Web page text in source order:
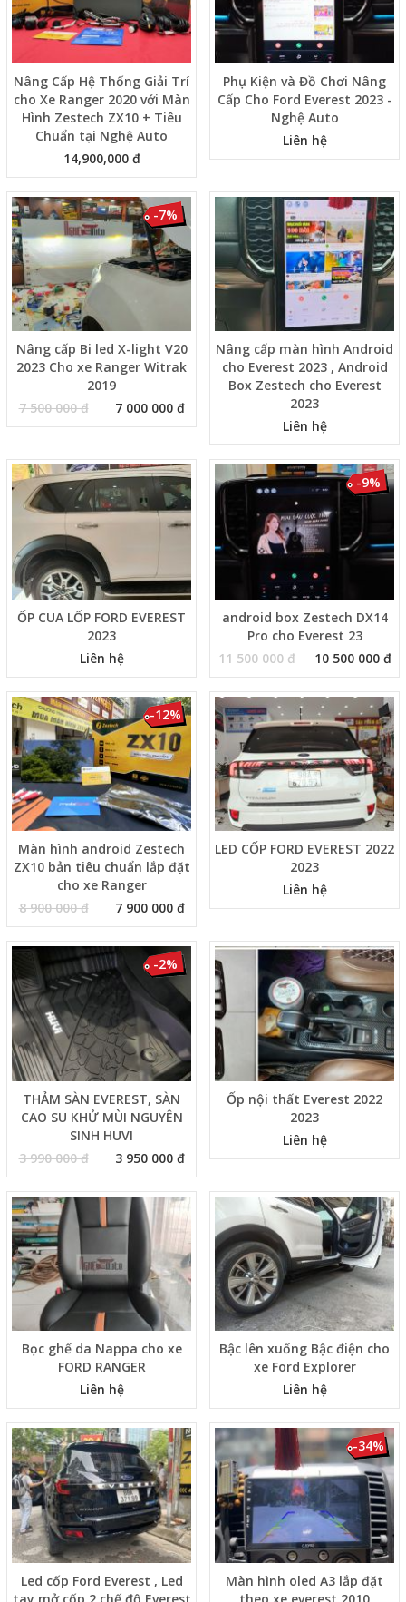
Nâng Cấp Hệ Thống Giải Trí
cho Xe Ranger 2020 với Màn
Hình Zestech ZX10 + Tiêu
Chuẩn tại Nghệ Auto
14,900,000 đ
Phụ Kiện và Đồ Chơi Nâng
Cấp Cho Ford Everest 2023 -
Nghệ Auto
Liên hệ
Nâng cấp Bi led X-light V20
2023 Cho xe Ranger Witrak
2019
7 500 000 đ
7 000 000 đ
-7%
Nâng cấp màn hình Android
cho Everest 2023 , Android
Box Zestech cho Everest
2023
Liên hệ
ỐP CUA LỐP FORD EVEREST
2023
Liên hệ
android box Zestech DX14
Pro cho Everest 23
11 500 000 đ
10 500 000 đ
-9%
Màn hình android Zestech
ZX10 bản tiêu chuẩn lắp đặt
cho xe Ranger
8 900 000 đ
7 900 000 đ
-12%
LED CỐP FORD EVEREST 2022
2023
Liên hệ
THẢM SÀN EVEREST, SÀN
CAO SU KHỬ MÙI NGUYÊN
SINH HUVI
3 990 000 đ
3 950 000 đ
-2%
Ốp nội thất Everest 2022
2023
Liên hệ
Bọc ghế da Nappa cho xe
FORD RANGER
Liên hệ
Bậc lên xuống Bậc điện cho
xe Ford Explorer
Liên hệ
Led cốp Ford Everest , Led
tay mở cốp 2 chế độ Everest
Màn hình oled A3 lắp đặt
theo xe everest 2010
-34%